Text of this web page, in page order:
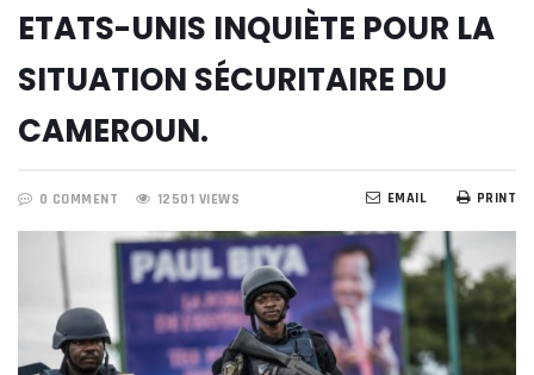
ETATS-UNIS INQUIÈTE POUR LA
SITUATION SÉCURITAIRE DU
CAMEROUN.
0 COMMENT 12501 VIEWS PRINT
EMAIL